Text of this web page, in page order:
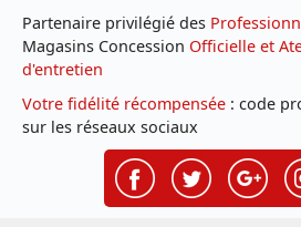
Partenaire privilégié des
Magasins Concession Officielle et
d'entretien
Votre fidélité récompensée : code
sur les réseaux sociaux